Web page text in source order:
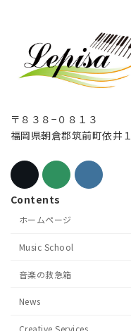
〒８３８−０８１３
福岡県朝倉郡筑前町依井
Contents
ホームページ
Music School
音楽の救急箱
News